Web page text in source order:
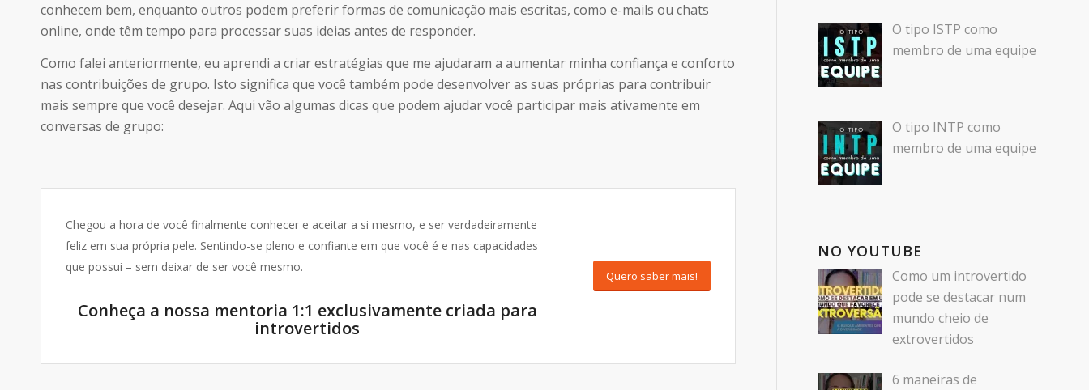
conhecem bem, enquanto outros podem preferir formas de comunicação mais escritas, como e-mails ou chats
online, onde têm tempo para processar suas ideias antes de responder.
Como falei anteriormente, eu aprendi a criar estratégias que me ajudaram a aumentar minha confiança e conforto
nas contribuições de grupo. Isto significa que você também pode desenvolver as suas próprias para contribuir
mais sempre que você desejar. Aqui vão algumas dicas que podem ajudar você participar mais ativamente em
conversas de grupo:
Chegou a hora de você finalmente conhecer e aceitar a si mesmo, e ser verdadeiramente
feliz em sua própria pele. Sentindo-se pleno e confiante em que você é e nas capacidades
que possui – sem deixar de ser você mesmo.
Conheça a nossa mentoria 1:1 exclusivamente criada para
introvertidos
Quero saber mais!
O tipo ISTP como
membro de uma equipe
O tipo INTP como
membro de uma equipe
NO YOUTUBE
Como um introvertido
pode se destacar num
mundo cheio de
extrovertidos
6 maneiras de